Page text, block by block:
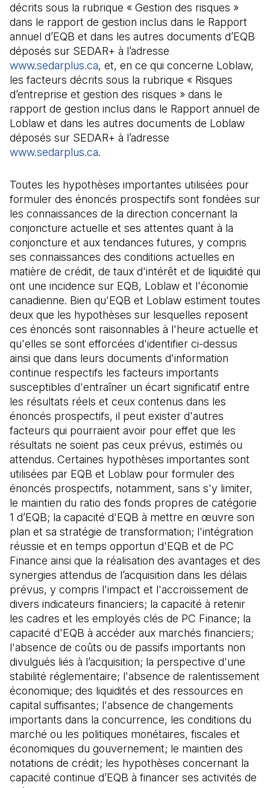
décrits sous la rubrique « Gestion des risques »
dans le rapport de gestion inclus dans le Rapport
annuel d’EQB et dans les autres documents d’EQB
déposés sur SEDAR+ à l’adresse
www.sedarplus.ca(Il s'ouvre dans un nouvel onglet)
, et, en ce qui concerne Loblaw,
les facteurs décrits sous la rubrique « Risques
d’entreprise et gestion des risques » dans le
rapport de gestion inclus dans le Rapport annuel de
Loblaw et dans les autres documents de Loblaw
déposés sur SEDAR+ à l’adresse
www.sedarplus.ca(Il s'ouvre dans un nouvel onglet)
.
Toutes les hypothèses importantes utilisées pour
formuler des énoncés prospectifs sont fondées sur
les connaissances de la direction concernant la
conjoncture actuelle et ses attentes quant à la
conjoncture et aux tendances futures, y compris
ses connaissances des conditions actuelles en
matière de crédit, de taux d'intérêt et de liquidité qui
ont une incidence sur EQB, Loblaw et l'économie
canadienne. Bien qu'EQB et Loblaw estiment toutes
deux que les hypothèses sur lesquelles reposent
ces énoncés sont raisonnables à l'heure actuelle et
qu'elles se sont efforcées d'identifier ci-dessus
ainsi que dans leurs documents d'information
continue respectifs les facteurs importants
susceptibles d'entraîner un écart significatif entre
les résultats réels et ceux contenus dans les
énoncés prospectifs, il peut exister d'autres
facteurs qui pourraient avoir pour effet que les
résultats ne soient pas ceux prévus, estimés ou
attendus. Certaines hypothèses importantes sont
utilisées par EQB et Loblaw pour formuler des
énoncés prospectifs, notamment, sans s'y limiter,
le maintien du ratio des fonds propres de catégorie
1 d’EQB; la capacité d'EQB à mettre en œuvre son
plan et sa stratégie de transformation; l'intégration
réussie et en temps opportun d'EQB et de PC
Finance ainsi que la réalisation des avantages et des
synergies attendus de l’acquisition dans les délais
prévus, y compris l'impact et l'accroissement de
divers indicateurs financiers; la capacité à retenir
les cadres et les employés clés de PC Finance; la
capacité d'EQB à accéder aux marchés financiers;
l'absence de coûts ou de passifs importants non
divulgués liés à l’acquisition; la perspective d'une
stabilité réglementaire; l'absence de ralentissement
économique; des liquidités et des ressources en
capital suffisantes; l'absence de changements
importants dans la concurrence, les conditions du
marché ou les politiques monétaires, fiscales et
économiques du gouvernement; le maintien des
notations de crédit; les hypothèses concernant la
capacité continue d’EQB à financer ses activités de